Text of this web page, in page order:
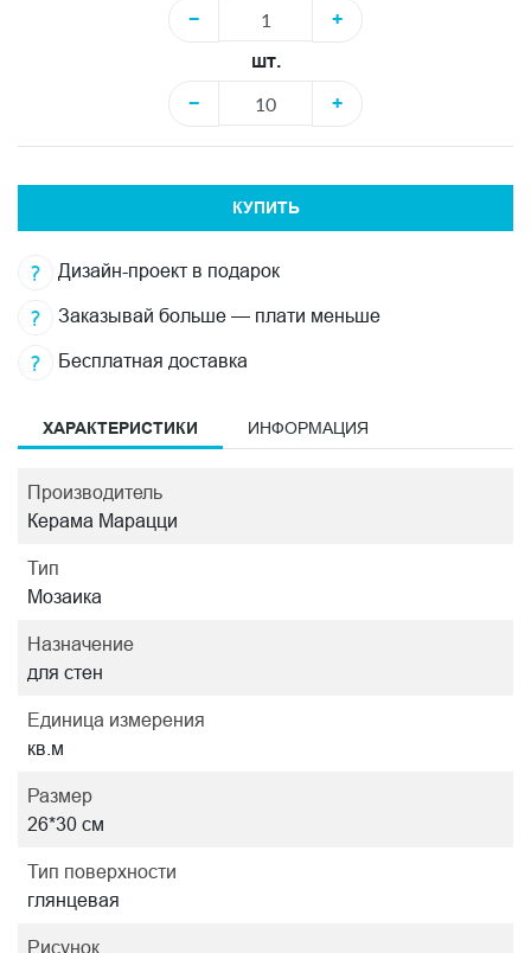
−
+
шт.
−
+
КУПИТЬ
Дизайн-проект в подарок
Заказывай больше — плати меньше
Бесплатная доставка
ХАРАКТЕРИСТИКИ ИНФОРМАЦИЯ
Производитель
Керама Марацци
Тип
Мозаика
Назначение
для стен
Единица измерения
кв.м
Размер
26*30 см
Тип поверхности
глянцевая
Рисунок